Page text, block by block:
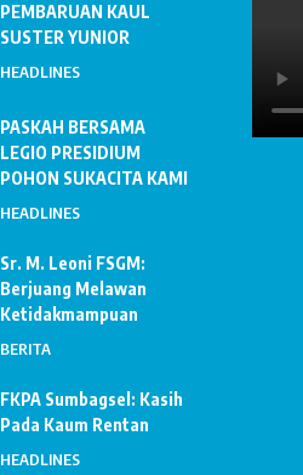
PEMBARUAN KAUL
SUSTER YUNIOR
HEADLINES
PASKAH BERSAMA
LEGIO PRESIDIUM
POHON SUKACITA KAMI
HEADLINES
Sr. M. Leoni FSGM:
Berjuang Melawan
Ketidakmampuan
BERITA
FKPA Sumbagsel: Kasih
Pada Kaum Rentan
HEADLINES